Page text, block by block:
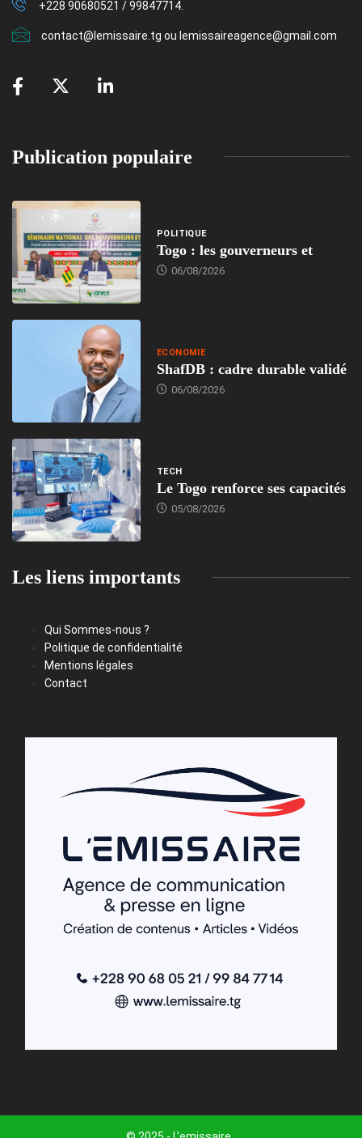
+228 90680521 / 99847714.
contact@lemissaire.tg ou lemissaireagence@gmail.com
Publication populaire
POLITIQUE
Togo : les gouverneurs et
06/08/2026
ECONOMIE
ShafDB : cadre durable validé
06/08/2026
TECH
Le Togo renforce ses capacités
05/08/2026
Les liens importants
Qui Sommes-nous ?
Politique de confidentialité
Mentions légales
Contact